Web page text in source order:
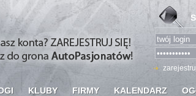
KLUBY FIRMY KALENDARZ